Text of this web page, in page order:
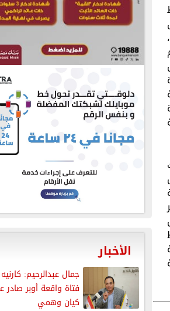
الأخبار
جمال عبدالرحيم: كارنيه
فتاة واقعة أوبر صادر
كيان وهمي